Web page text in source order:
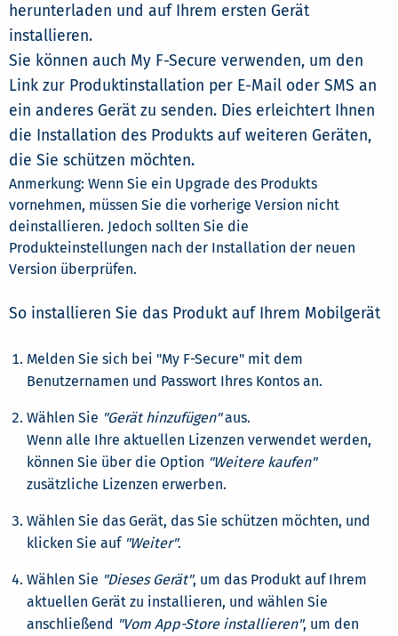
herunterladen und auf Ihrem ersten Gerät
installieren.
Sie können auch My F-Secure verwenden, um den
Link zur Produktinstallation per E-Mail oder SMS an
ein anderes Gerät zu senden. Dies erleichtert Ihnen
die Installation des Produkts auf weiteren Geräten,
die Sie schützen möchten.
Anmerkung: Wenn Sie ein Upgrade des Produkts
vornehmen, müssen Sie die vorherige Version nicht
deinstallieren. Jedoch sollten Sie die
Produkteinstellungen nach der Installation der neuen
Version überprüfen.
So installieren Sie das Produkt auf Ihrem Mobilgerät
Melden Sie sich bei "My F-Secure" mit dem
Benutzernamen und Passwort Ihres Kontos an.
Wählen Sie "Gerät hinzufügen"aus.
Wenn alle Ihre aktuellen Lizenzen verwendet werden,
können Sie über die Option "Weitere kaufen"
zusätzliche Lizenzen erwerben.
Wählen Sie das Gerät, das Sie schützen möchten, und
klicken Sie auf "Weiter".
Wählen Sie "Dieses Gerät", um das Produkt auf Ihrem
aktuellen Gerät zu installieren, und wählen Sie
anschließend "Vom App-Store installieren", um den